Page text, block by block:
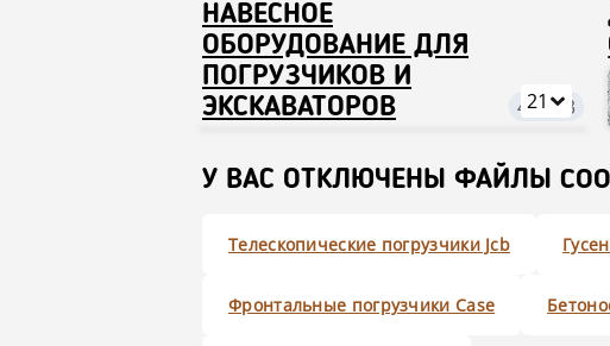
НАВЕСНОЕ
ОБОРУДОВАНИЕ ДЛЯ
ПОГРУЗЧИКОВ И
ЭКСКАВАТОРОВ
42 293
21
У ВАС ОТКЛЮЧЕНЫ ФАЙЛЫ
Телескопические погрузчики Jcb
Фронтальные погрузчики Case